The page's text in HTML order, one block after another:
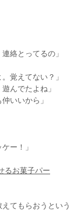
連絡とってるの」
。覚えてない？」
んでたよね」
いいから」
ー！」
るお菓子パー
てもらおうという